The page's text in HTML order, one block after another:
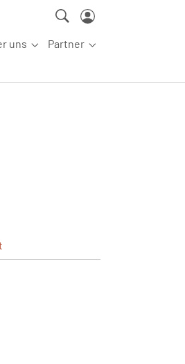
for "Angebot"
uns
Submenu for "Über uns"
Partner
Submenu for